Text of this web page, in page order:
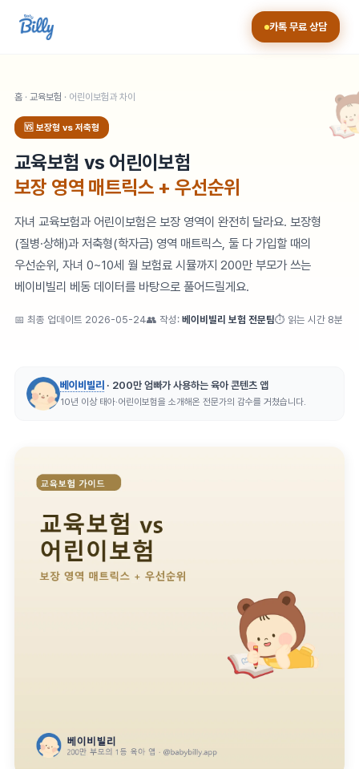
카톡 무료 상담
홈 · 교육보험 · 어린이보험과 차이
🆚 보장형 vs 저축형
교육보험 vs 어린이보험
보장 영역 매트릭스 + 우선순위
자녀 교육보험과 어린이보험은 보장 영역이 완전히 달라요. 보장형
(질병·상해)과 저축형(학자금) 영역 매트릭스, 둘 다 가입할 때의
우선순위, 자녀 0~10세 월 보험료 시뮬까지 200만 부모가 쓰는
베이비빌리 베동 데이터를 바탕으로 풀어드릴게요.
📅 최종 업데이트 2026-05-24👥 작성: 베이비빌리 보험 전문팀⏱ 읽는 시간 8분
베이비빌리 · 200만 엄빠가 사용하는 육아 콘텐츠 앱
10년 이상 태아·어린이보험을 소개해온 전문가의 감수를 거쳤습니다.